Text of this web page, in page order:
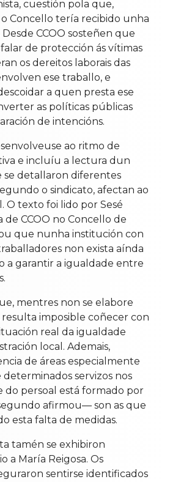
cuestión pola que,
Concello tería recibido unha
CCOO sosteñen que
de protección ás vítimas
os dereitos laborais das
ese traballo, e
a quen presta ese
as políticas públicas
de intencións.
ao ritmo de
e incluíu a lectura dun
se detallaron diferentes
o sindicato, afectan ao
O texto foi lido por Sesé
de CCOO no Concello de
que nunha institución con
non exista aínda
a garantir a igualdade entre
mentres non se elabore
imposible coñecer con
real da igualdade
local. Ademais,
de áreas especialmente
determinados servizos nos
do persoal está formado por
afirmou— son as que
esta falta de medidas.
tamén se exhibiron
a María Reigosa. Os
sentirse identificados